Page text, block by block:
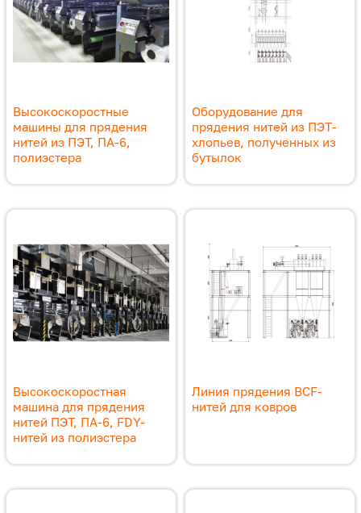
Высокоскоростные
машины для прядения
нитей из ПЭТ, ПА-6,
полиэстера
Оборудование для
прядения нитей из ПЭТ-
хлопьев, полученных из
бутылок
Высокоскоростная
машина для прядения
нитей ПЭТ, ПА-6, FDY-
нитей из полиэстера
Линия прядения BCF-
нитей для ковров